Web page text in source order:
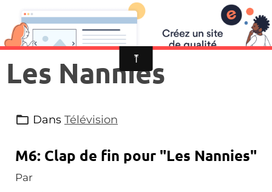
Les Nannies
Dans Télévision
M6: Clap de fin pour "Les Nannies"
Par